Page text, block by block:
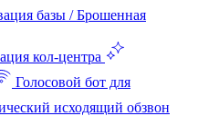
базы / Брошенная
кол‑центра
Голосовой бот для
исходящий обзвон